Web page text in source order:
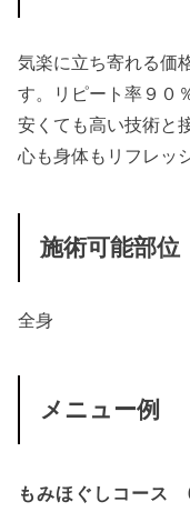
気楽に立ち寄れる価
す。リピート率９０
安くても高い技術と
心も身体もリフレッ
施術可能部位
全身
メニュー例
もみほぐしコース